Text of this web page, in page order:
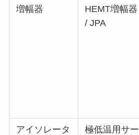
増幅器
HEMT増幅器
/ JPA
アイソレータ
極低温用サー